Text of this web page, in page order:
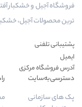
ترین محصولات آجیل،
پشتیبانی تلفنی
ایمیل
آدرس‌ فروشگاه مرکزی
دسترسی‌به‌سایت
پک های سازمانی